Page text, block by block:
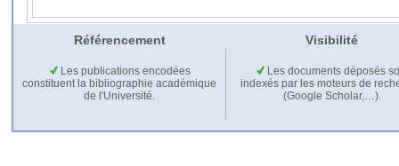
Référencement Visibilité
Les publications encodées
constituent la bibliographie académique
de l'Université.
Les documents déposés
indexés par les moteurs de
(Google Scholar,…).